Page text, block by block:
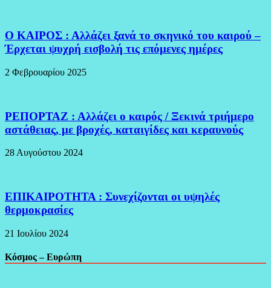
Ο ΚΑΙΡΟΣ : Αλλάζει ξανά το σκηνικό του καιρού –
Έρχεται ψυχρή εισβολή τις επόμενες ημέρες
2 Φεβρουαρίου 2025
ΡΕΠΟΡΤΑΖ : Αλλάζει ο καιρός / Ξεκινά τριήμερο
αστάθειας, με βροχές, καταιγίδες και κεραυνούς
28 Αυγούστου 2024
ΕΠΙΚΑΙΡΟΤΗΤΑ : Συνεχίζονται οι υψηλές
θερμοκρασίες
21 Ιουλίου 2024
Κόσμος – Ευρώπη